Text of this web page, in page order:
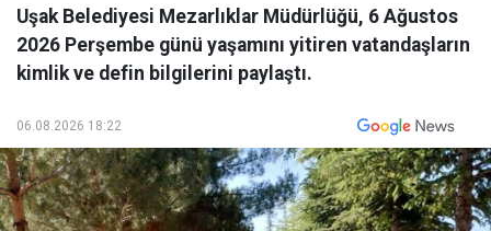
Uşak Belediyesi Mezarlıklar Müdürlüğü, 6 Ağustos
2026 Perşembe günü yaşamını yitiren vatandaşların
kimlik ve defin bilgilerini paylaştı.
06.08.2026 18:22